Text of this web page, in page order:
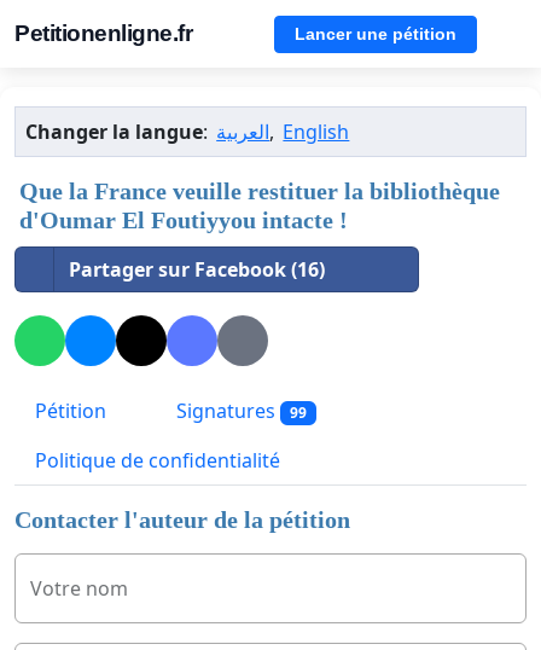
Petitionenligne.fr Lancer une pétition
Changer la langue: العربية, English
Que la France veuille restituer la bibliothèque
d'Oumar El Foutiyyou intacte !
Partager sur Facebook (16)
Pétition Signatures 99
Politique de confidentialité
Contacter l'auteur de la pétition
Votre nom